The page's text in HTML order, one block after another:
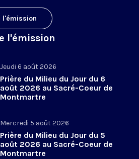
l'émission
l'émission
Jeudi 6 août 2026
Prière du Milieu du Jour du 6
août 2026 au Sacré-Coeur de
Montmartre
Mercredi 5 août 2026
Prière du Milieu du Jour du 5
août 2026 au Sacré-Coeur de
Montmartre